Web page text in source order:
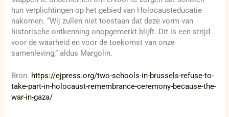
hun verplichtingen op het gebied van Holocausteducatie
nakomen. “Wij zullen niet toestaan dat deze vorm van
historische ontkenning onopgemerkt blijft. Dit is een strijd
voor de waarheid en voor de toekomst van onze
samenleving,” aldus Margolin.
Bron: https://ejpress.org/two-schools-in-brussels-refuse-to-
take-part-in-holocaust-remembrance-ceremony-because-the-
war-in-gaza/